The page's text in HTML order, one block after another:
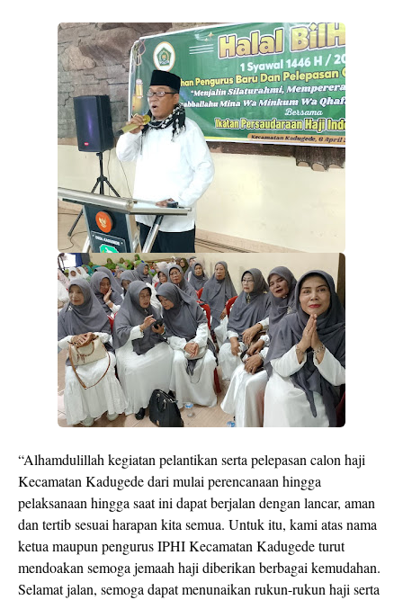
“Alhamdulillah kegiatan pelantikan serta pelepasan calon haji
Kecamatan Kadugede dari mulai perencanaan hingga
pelaksanaan hingga saat ini dapat berjalan dengan lancar, aman
dan tertib sesuai harapan kita semua. Untuk itu, kami atas nama
ketua maupun pengurus IPHI Kecamatan Kadugede turut
mendoakan semoga jemaah haji diberikan berbagai kemudahan.
Selamat jalan, semoga dapat menunaikan rukun-rukun haji serta